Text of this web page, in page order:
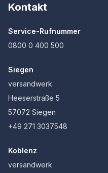
Kontakt
Service-Rufnummer
0800 0 400 500
Siegen
versandwerk
Heeserstraße 5
57072 Siegen
+49 271 3037548
Koblenz
versandwerk